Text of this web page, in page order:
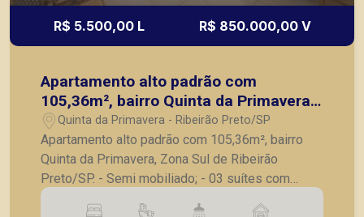
R$ 5.500,00 L R$ 850.000,00 V
Apartamento alto padrão com
105,36m², bairro Quinta da Primavera,
Zona Sul de Ribeirão Preto/SP.
Quinta da Primavera - Ribeirão Preto/SP
Apartamento alto padrão com 105,36m², bairro
Quinta da Primavera, Zona Sul de Ribeirão
Preto/SP. - Semi mobiliado; - 03 suítes com
armários embutidos e ar condicionado, sendo 02